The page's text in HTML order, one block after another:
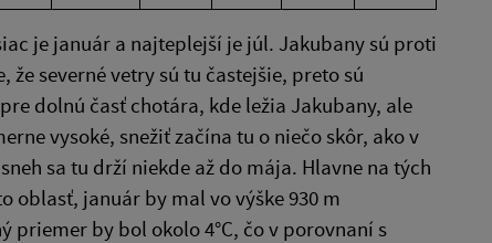
je január a najteplej­ší je júl. Jakubany sú proti
severné vetry sú tu častejšie, preto sú
dolnú časť chotára, kde ležia Jakubany, ale
vysoké, snežiť začína tu o niečo skôr, ako v
sa tu drží niekde až do mája. Hlavne na tých
oblasť, január by mal vo výške 930 m
priemer by bol okolo 4°C, čo v porovnaní s